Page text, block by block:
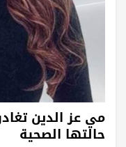
مي عز الدين
حالتها الصحية